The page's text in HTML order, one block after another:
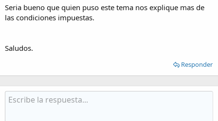
Seria bueno que quien puso este tema nos explique mas de
las condiciones impuestas.
Saludos.
Responder